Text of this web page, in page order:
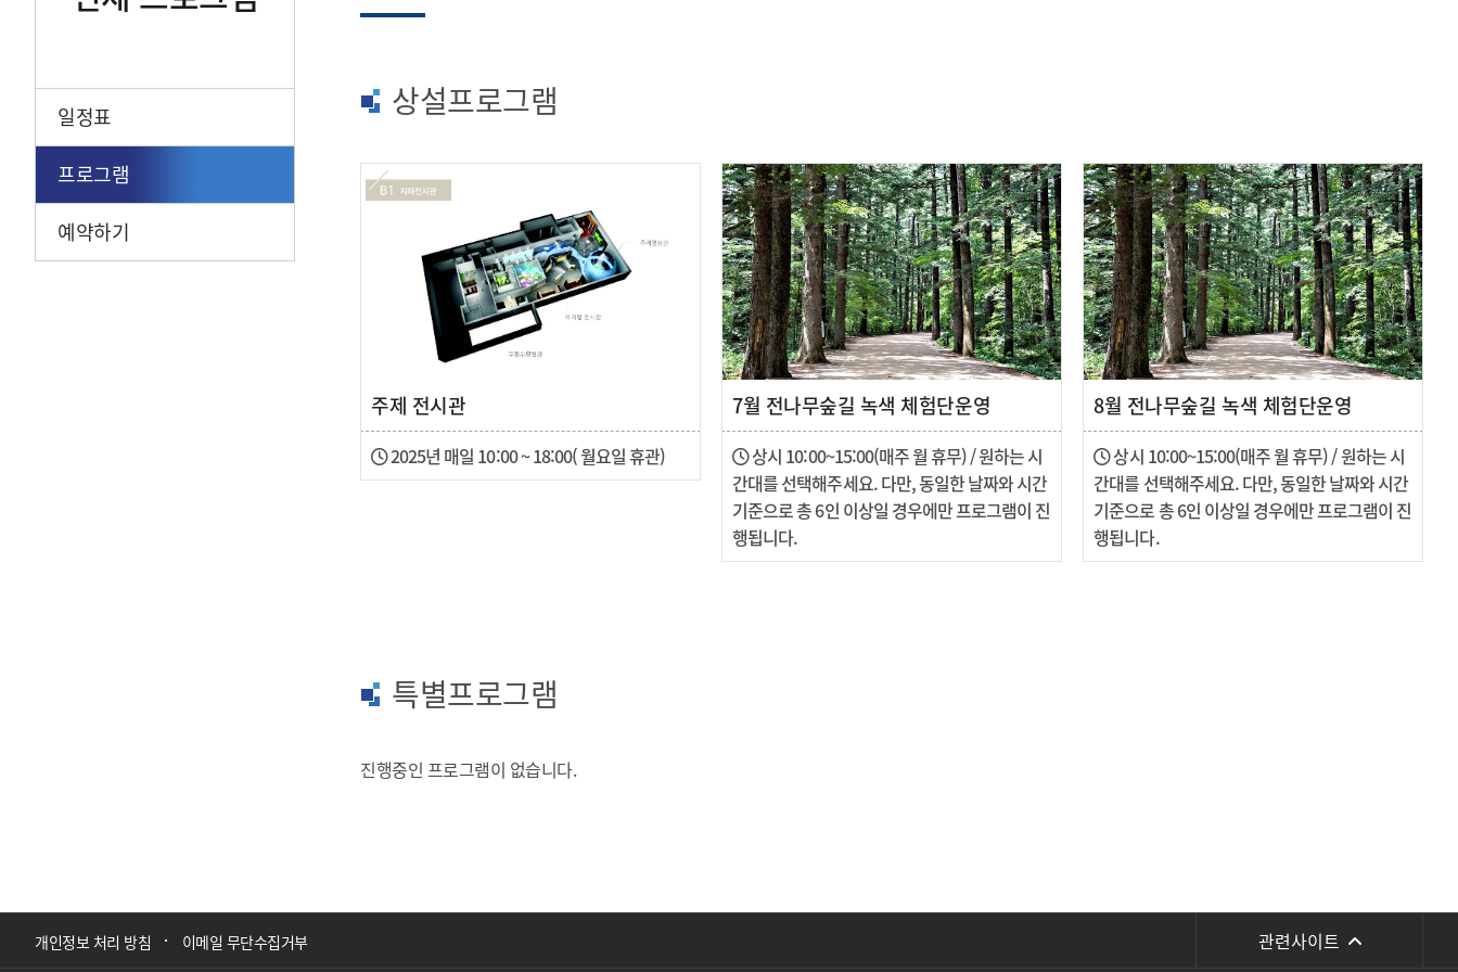
일정표
프로그램
예약하기
상설프로그램
주제 전시관
2025년 매일 10:00 ~ 18:00( 월요일 휴관)
7월 전나무숲길 녹색 체험단운영
상시 10:00~15:00(매주 월 휴무) / 원하는 시
간대를 선택해주세요. 다만, 동일한 날짜와 시간
기준으로 총 6인 이상일 경우에만 프로그램이 진
행됩니다.
8월 전나무숲길 녹색 체험단운영
상시 10:00~15:00(매주 월 휴무) / 원하는 시
간대를 선택해주세요. 다만, 동일한 날짜와 시간
기준으로 총 6인 이상일 경우에만 프로그램이 진
행됩니다.
특별프로그램
진행중인 프로그램이 없습니다.
개인정보 처리 방침 이메일 무단수집거부 관련사이트